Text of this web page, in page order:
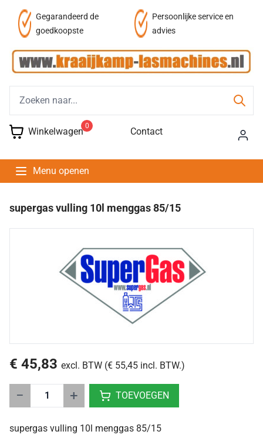
Gegarandeerd de
goedkoopste
Persoonlijke service en
advies
Winkelwagen 0 Contact
Menu openen
supergas vulling 10l menggas 85/15
€ 45,83 excl. BTW (€ 55,45 incl. BTW.)
− + TOEVOEGEN
supergas vulling 10l menggas 85/15